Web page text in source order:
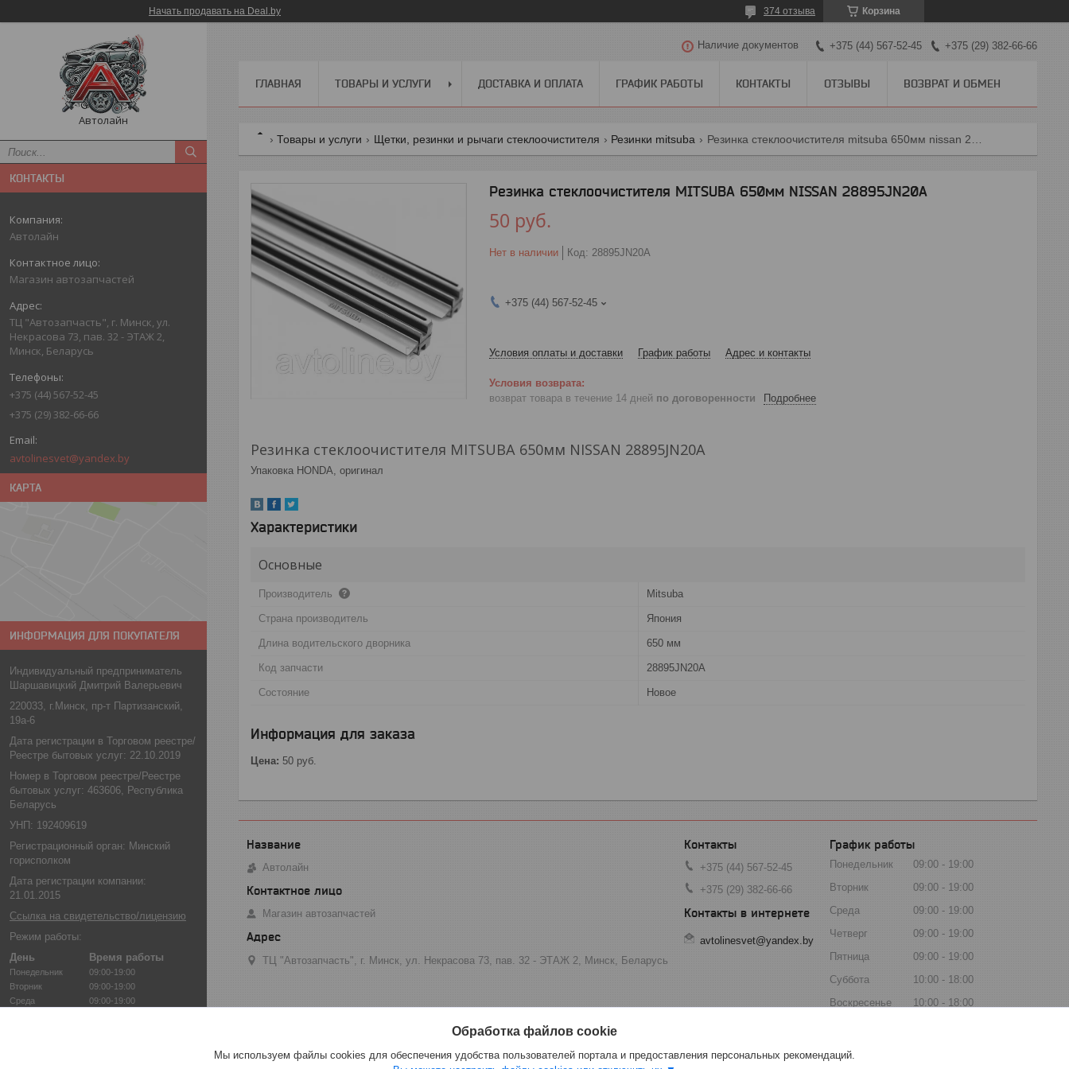
Начать продавать на Deal.by Корзина
374 отзыва
Автолайн
КОНТАКТЫ
Автолайн
Магазин автозапчастей
ТЦ "Автозапчасть", г. Минск, ул.
Некрасова 73, пав. 32 - ЭТАЖ 2,
Минск, Беларусь
+375 (44) 567-52-45
+375 (29) 382-66-66
avtolinesvet@yandex.by
КАРТА
ИНФОРМАЦИЯ ДЛЯ ПОКУПАТЕЛЯ
Индивидуальный предприниматель
Шаршавицкий Дмитрий Валерьевич
220033, г.Минск, пр-т Партизанский,
19а-6
Дата регистрации в Торговом реестре/
Реестре бытовых услуг: 22.10.2019
Номер в Торговом реестре/Реестре
бытовых услуг: 463606, Республика
Беларусь
УНП: 192409619
Регистрационный орган: Минский
горисполком
Дата регистрации компании:
21.01.2015
Ссылка на свидетельство/лицензию
Режим работы:
День
Время работы
Понедельник
09:00-19:00
Вторник
09:00-19:00
Среда
09:00-19:00
Наличие документов +375 (44) 567-52-45 +375 (29) 382-66-66
ГЛАВНАЯ ТОВАРЫ И УСЛУГИ ДОСТАВКА И ОПЛАТА ГРАФИК РАБОТЫ КОНТАКТЫ ОТЗЫВЫ ВОЗВРАТ И ОБМЕН
Товары и услуги Щетки, резинки и рычаги стеклоочистителя Резинки mitsuba
Резинка стеклоочистителя MITSUBA 650мм NISSAN 28895JN20A
50 руб.
Нет в наличии Код: 28895JN20A
+375 (44) 567-52-45
Условия оплаты и доставки График работы Адрес и контакты
возврат товара в течение 14 дней по договоренности Подробнее
Резинка стеклоочистителя MITSUBA 650мм NISSAN 28895JN20A
Упаковка HONDA, оригинал
Характеристики
Основные
Производитель Mitsuba
Страна производитель Япония
Длина водительского дворника 650 мм
Код запчасти 28895JN20A
Состояние Новое
Информация для заказа
Цена: 50 руб.
Автолайн
Магазин автозапчастей
ТЦ "Автозапчасть", г. Минск, ул. Некрасова 73, пав. 32 - ЭТАЖ 2, Минск, Беларусь
+375 (44) 567-52-45
+375 (29) 382-66-66
avtolinesvet@yandex.by
График работы
Понедельник 09:00
19:00
Вторник
09:00
19:00
Среда
09:00
19:00
Четверг
09:00
19:00
Пятница
09:00
19:00
Суббота
10:00
18:00
Воскресенье
10:00 18:00
Обработка файлов cookie
Мы используем файлы cookies для обеспечения удобства пользователей портала и предоставления персональных рекомендаций.